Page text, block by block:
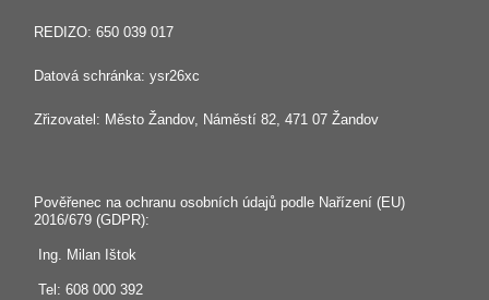
REDIZO: 650 039 017
Datová schránka: ysr26xc
Zřizovatel: Město Žandov, Náměstí 82, 471 07 Žandov
Pověřenec na ochranu osobních údajů podle Nařízení (EU)
2016/679 (GDPR):
Ing. Milan Ištok
Tel: 608 000 392